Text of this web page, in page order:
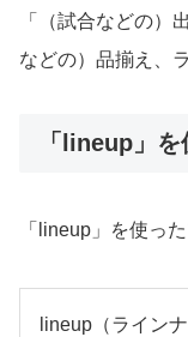
「（試合などの）
などの）品揃え、
「lineup」
「lineup」を使っ
lineup（ライン